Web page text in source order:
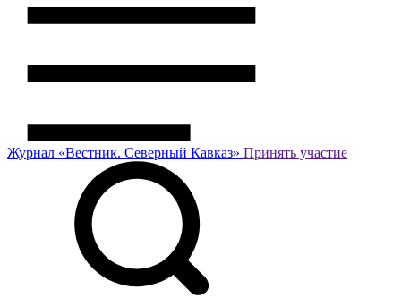
Журнал «Вестник. Северный Кавказ» Принять участие